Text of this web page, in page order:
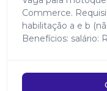
Commerce.
habilitação a e b
Benefícios: salário: